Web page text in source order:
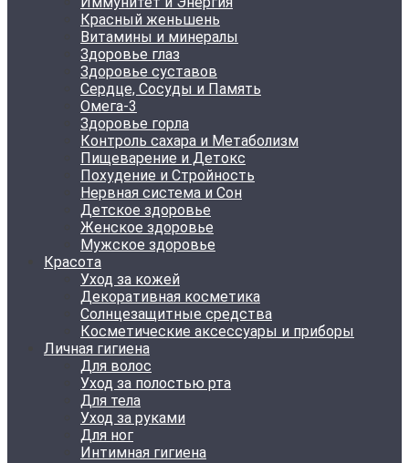
Красный женьшень
Витамины и минералы
Здоровье глаз
Здоровье суставов
Сердце, Сосуды и Память
Омега-3
Здоровье горла
Контроль сахара и Метаболизм
Пищеварение и Детокс
Похудение и Стройность
Нервная система и Сон
Детское здоровье
Женское здоровье
Мужское здоровье
Красота
Уход за кожей
Декоративная косметика
Солнцезащитные средства
Косметические аксессуары и приборы
Личная гигиена
Для волос
Уход за полостью рта
Для тела
Уход за руками
Для ног
Интимная гигиена